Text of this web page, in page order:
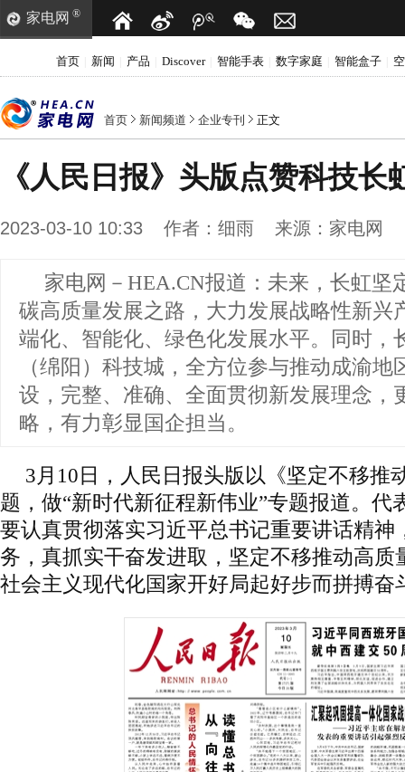
家电网 ®
首页 新闻 产品 Discover 智能手表 数字家庭 智能盒子
首页 新闻频道 企业专刊 正文
《人民日报》头版点赞科技长
2023-03-10 10:33 作者： 细雨 来源： 家电网
家电网－HEA.CN报道： 未来，长虹坚
碳高质量发展之路，大力发展战略性新兴
端化、智能化、绿色化发展水平。同时，
（绵阳）科技城，全方位参与推动成渝地
设，完整、准确、全面贯彻新发展理念，
略，有力彰显国企担当。
3月10日，人民日报头版以《坚定不移推
题，做“新时代新征程新伟业”专题报道。代
要认真贯彻落实习近平总书记重要讲话精神
务，真抓实干奋发进取，坚定不移推动高质
社会主义现代化国家开好局起好步而拼搏奋